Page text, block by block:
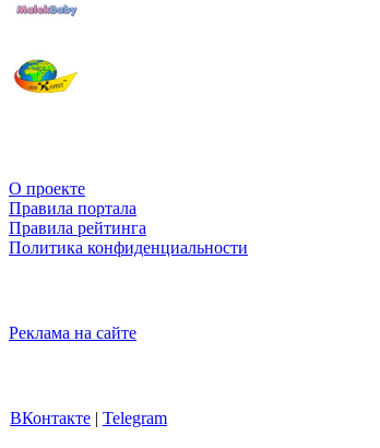
О проекте
Правила портала
Правила рейтинга
Политика конфиденциальности
Реклама на сайте
ВКонтакте | Telegram